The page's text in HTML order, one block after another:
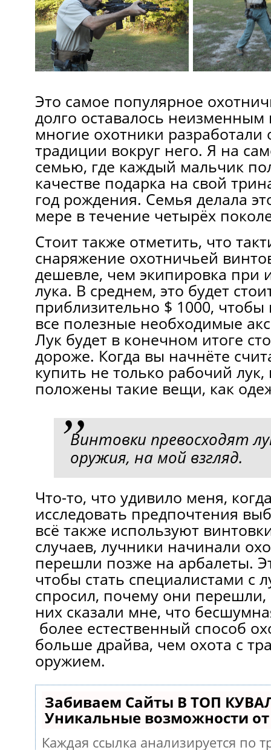
Это самое популярное
долго оставалось неизменным
многие охотники
традиции вокруг него. Я на
семью, где каждый мальчик
качестве подарка на свой
год рождения. Семья делала
мере в течение четырёх
Стоит также отметить, что
снаряжение охотничьей
дешевле, чем экипировка при
лука. В среднем, это будет
приблизительно $ 1000, чтобы
все полезные необходимые
Лук будет в конечном итоге
дороже. Когда вы начнёте
купить не только рабочий лук,
положены такие вещи, как
Винтовки превосходят
оружия, на мой взгляд.
Что-то, что удивило меня,
исследовать предпочтения
всё также используют
случаев, лучники начинали
перешли позже на арбалеты.
чтобы стать специалистами с
спросил, почему они
них сказали мне, что
более естественный способ
больше драйва, чем охота с
оружием.
Забиваем Сайты В ТОП
Уникальные возможности от
Каждая ссылка анализируется по